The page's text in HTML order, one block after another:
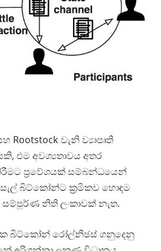
Rootstock වැනි ව්‍යාපෘති
එම අවශ්‍යතාවය අතර
ප්‍රවේශයක් සම්බන්ධයෙන්
බිට්කෝන්ට ක්‍රමිකව හොඳම
නිති ලංකාවක් නැත.
බිට්කෝන් රෝල්නිඡස් ගනුදෙනු